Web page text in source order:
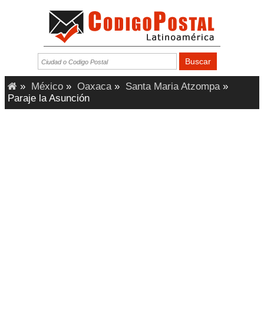
» México » Oaxaca » Santa Maria Atzompa »
Paraje la Asunción